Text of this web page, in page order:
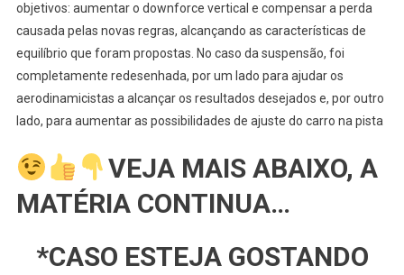
objetivos: aumentar o downforce vertical e compensar a perda
causada pelas novas regras, alcançando as características de
equilíbrio que foram propostas. No caso da suspensão, foi
completamente redesenhada, por um lado para ajudar os
aerodinamicistas a alcançar os resultados desejados e, por outro
lado, para aumentar as possibilidades de ajuste do carro na pista
VEJA MAIS ABAIXO, A
MATÉRIA CONTINUA…
*CASO ESTEJA GOSTANDO